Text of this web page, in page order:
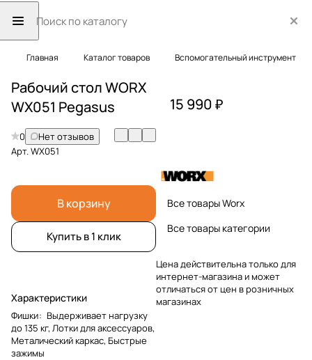
Главная Каталог товаров Вспомогательный инструмент
Рабочий стол WORX
WX051 Pegasus
0
Нет отзывов
Арт.WX051
В корзину
Купить в 1 клик
Характеристики
Фишки: Выдерживает нагрузку
до 135 кг, Лотки для аксессуаров,
Металический каркас, Быстрые
зажимы
15 990 ₽
Все товары Worx
Все товары категории
Цена действительна только для
интернет-магазина и может
отличаться от цен в розничных
магазинах